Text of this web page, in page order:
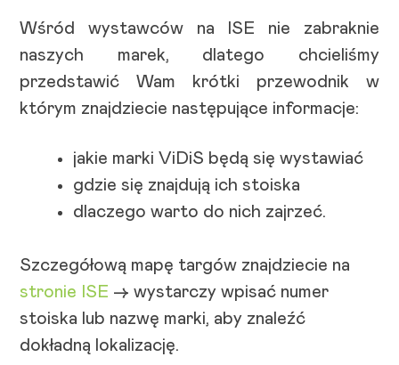
Wśród wystawców na ISE nie zabraknie
naszych marek, dlatego chcieliśmy
przedstawić Wam krótki przewodnik w
którym znajdziecie następujące informacje:
jakie marki ViDiS będą się wystawiać
gdzie się znajdują ich stoiska
dlaczego warto do nich zajrzeć.
Szczegółową mapę targów znajdziecie na
stronie ISE -> wystarczy wpisać numer
stoiska lub nazwę marki, aby znaleźć
dokładną lokalizację.